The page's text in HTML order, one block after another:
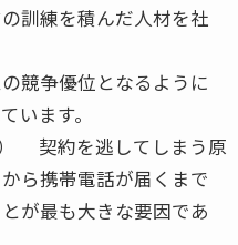
訓練を積んだ人材を社
競争優位となるように
います。
契約を逃してしまう原
ら携帯電話が届くまで
が最も大きな要因であ